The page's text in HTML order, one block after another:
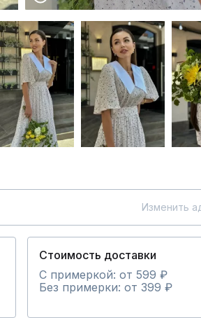
Изменить
Стоимость доставки
С примеркой: от 599 ₽
Без примерки: от 399 ₽